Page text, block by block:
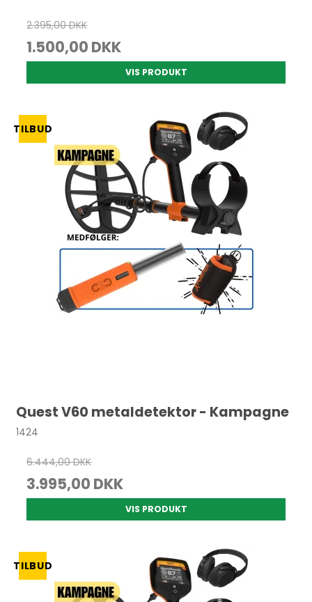
2.395,00 DKK
1.500,00 DKK
VIS PRODUKT
TILBUD
Quest V60 metaldetektor - Kampagne
1424
6.444,00 DKK
3.995,00 DKK
VIS PRODUKT
TILBUD